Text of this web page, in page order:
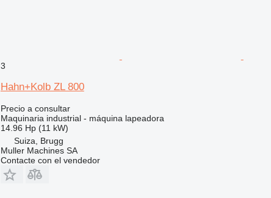
3
Hahn+Kolb ZL 800
Precio a consultar
Maquinaria industrial - máquina lapeadora
14.96 Hp (11 kW)
Suiza, Brugg
Muller Machines SA
Contacte con el vendedor